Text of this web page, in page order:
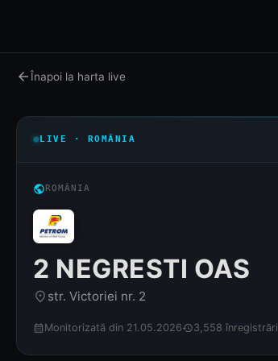
arrow_backÎnapoi la harta live
LIVE · ROMÂNIA
publicROMÂNIA
2 NEGRESTI OAS
place str. Victoriei nr. 2
calendar_month Monitorizată din 21.05.2026history3,558 înregistrări